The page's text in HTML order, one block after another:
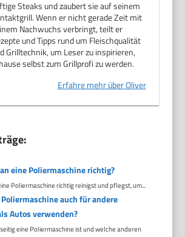
Steaks und zaubert sie auf seinem
Wenn er nicht gerade Zeit mit
Nachwuchs verbringt, teilt er
und Tipps rund um Fleischqualität
Grilltechnik, um Leser zu inspirieren,
selbst zum Grillprofi zu werden.
Erfahre mehr über Oliver
eine Poliermaschine richtig?
Poliermaschine richtig reinigst und pflegst, um...
auch für andere
Autos verwenden?
eine Poliermaschine ist und welche anderen